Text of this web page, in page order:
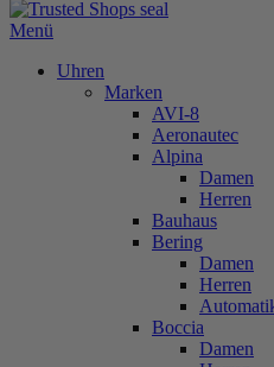
Menü
Uhren
Marken
AVI-8
Aeronautec
Alpina
Damen
Herren
Bauhaus
Bering
Damen
Herren
Boccia
Damen